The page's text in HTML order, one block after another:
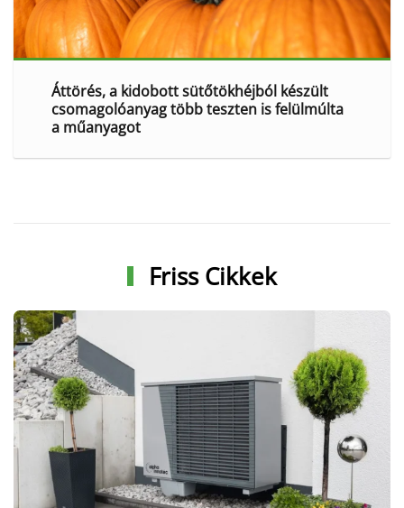
Áttörés, a kidobott sütőtökhéjból készült
csomagolóanyag több teszten is felülmúlta
a műanyagot
Friss Cikkek